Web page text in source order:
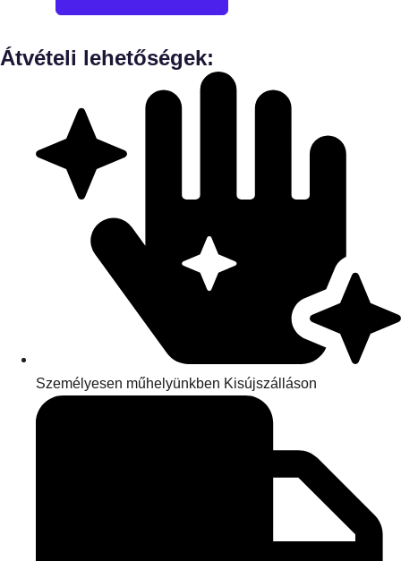
Átvételi lehetőségek:
Személyesen műhelyünkben Kisújszálláson